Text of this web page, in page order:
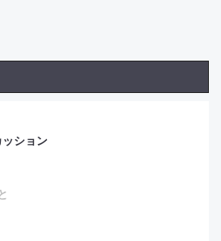
ション